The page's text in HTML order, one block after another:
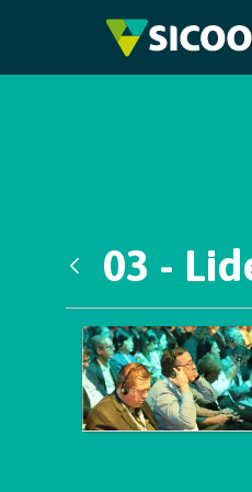
Pular para o Conteúdo
03 -
Galeria de Mídias